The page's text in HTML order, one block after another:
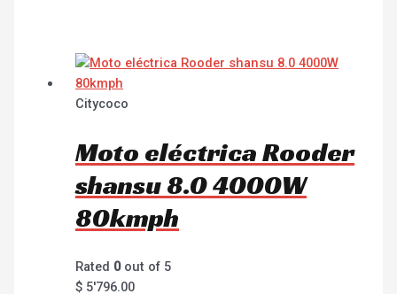
Citycoco
Moto eléctrica Rooder
shansu 8.0 4000W
80kmph
Rated 0out of 5
$ 5'796.00